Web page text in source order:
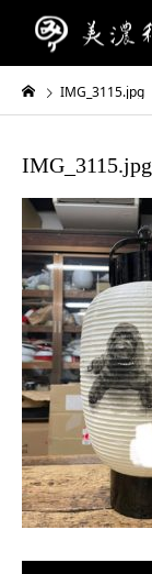
IMG_3115.jpg
IMG_3115.jpg